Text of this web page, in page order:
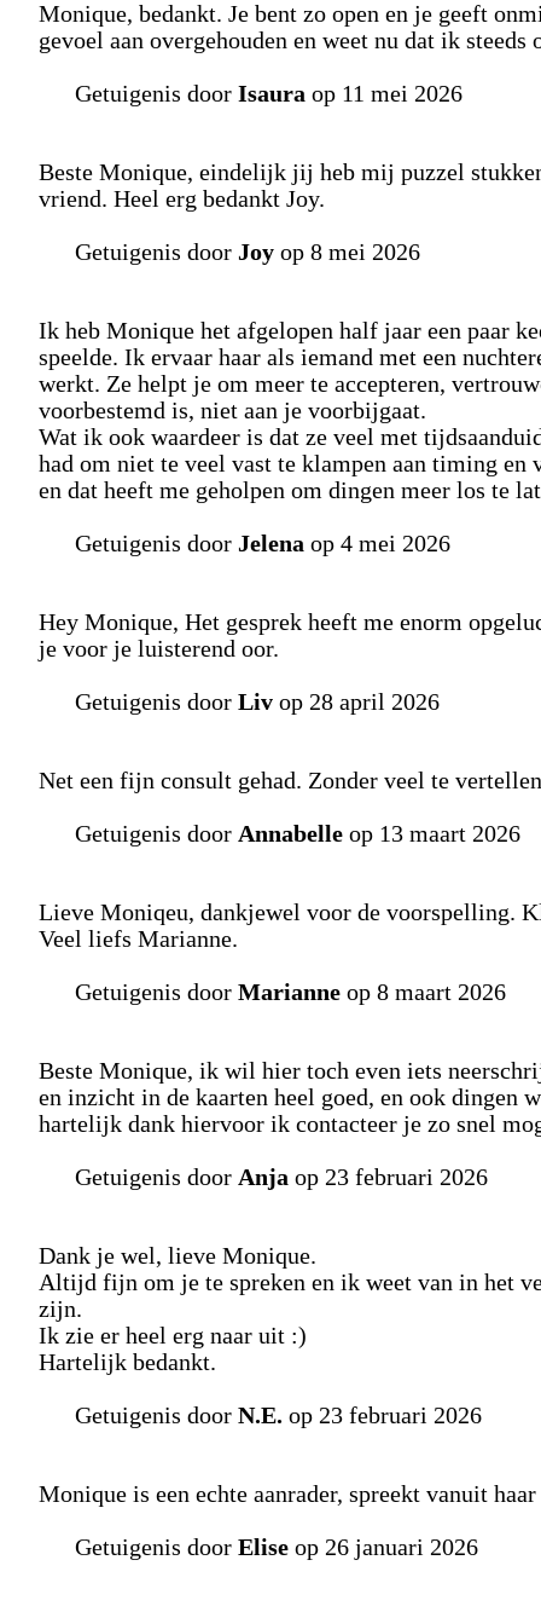
Monique, bedankt. Je bent zo open en je geeft
gevoel aan overgehouden en weet nu dat ik
Getuigenis door Isaura op 11 mei 2026
Beste Monique, eindelijk jij heb mij puzzel
vriend. Heel erg bedankt Joy.
Getuigenis door Joy op 8 mei 2026
Ik heb Monique het afgelopen half jaar een paar
speelde. Ik ervaar haar als iemand met een
werkt. Ze helpt je om meer te accepteren,
voorbestemd is, niet aan je voorbijgaat.
Wat ik ook waardeer is dat ze veel met
had om niet te veel vast te klampen aan timing
en dat heeft me geholpen om dingen meer los te
Getuigenis door Jelena op 4 mei 2026
Hey Monique, Het gesprek heeft me enorm
je voor je luisterend oor.
Getuigenis door Liv op 28 april 2026
Net een fijn consult gehad. Zonder veel te
Getuigenis door Annabelle op 13 maart 2026
Lieve Moniqeu, dankjewel voor de voorspelling.
Veel liefs Marianne.
Getuigenis door Marianne op 8 maart 2026
Beste Monique, ik wil hier toch even iets
en inzicht in de kaarten heel goed, en ook dingen
hartelijk dank hiervoor ik contacteer je zo snel
Getuigenis door Anja op 23 februari 2026
Dank je wel, lieve Monique.
Altijd fijn om je te spreken en ik weet van in het
zijn.
Ik zie er heel erg naar uit :)
Hartelijk bedankt.
Getuigenis door N.E. op 23 februari 2026
Monique is een echte aanrader, spreekt vanuit
Getuigenis door Elise op 26 januari 2026